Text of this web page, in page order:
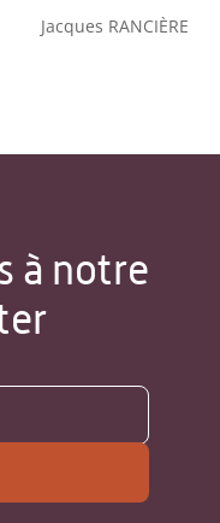
Jacques RANCIÈRE
à notre